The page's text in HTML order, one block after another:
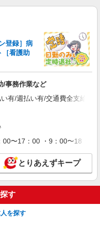
〜400,000円 ・基本
円（勤続年数、保有資格
残業手当：20,000円（10時
を超過する場合には超過勤務
・初任者研修 ・実務者研修
詳細を見る
第3営業部
ムでの介護士
タッフ◆穏やかな職場×週
円 ＜日払い有/週払い有/交
代含む)＞
登録］病
［看護助
/事務作業など
有/週払い有/交通費全支給(ガ
00〜17：00 ・9：00〜18：
とりあえずキープ
す
を探す